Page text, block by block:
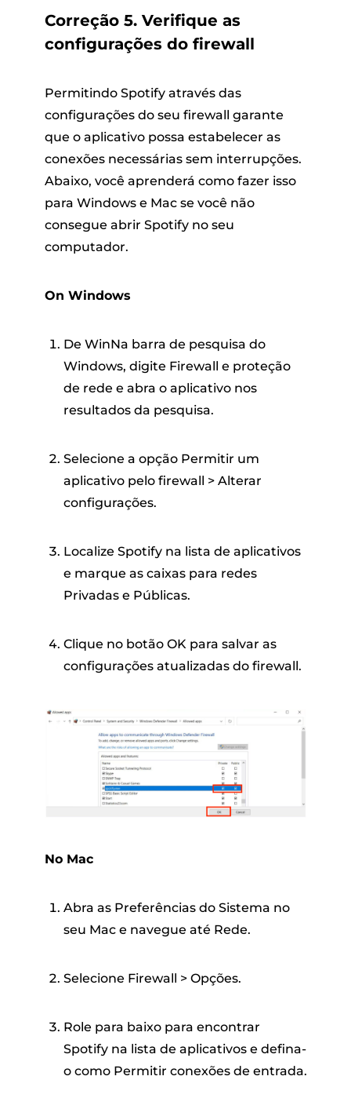
Correção 5. Verifique as
configurações do firewall
Permitindo Spotify através das
configurações do seu firewall garante
que o aplicativo possa estabelecer as
conexões necessárias sem interrupções.
Abaixo, você aprenderá como fazer isso
para Windows e Mac se você não
consegue abrir Spotify no seu
computador.
On Windows
De WinNa barra de pesquisa do
Windows, digite Firewall e proteção
de rede e abra o aplicativo nos
resultados da pesquisa.
Selecione a opção Permitir um
aplicativo pelo firewall > Alterar
configurações.
Localize Spotify na lista de aplicativos
e marque as caixas para redes
Privadas e Públicas.
Clique no botão OK para salvar as
configurações atualizadas do firewall.
No Mac
Abra as Preferências do Sistema no
seu Mac e navegue até Rede.
Selecione Firewall > Opções.
Role para baixo para encontrar
Spotify na lista de aplicativos e defina-
o como Permitir conexões de entrada.